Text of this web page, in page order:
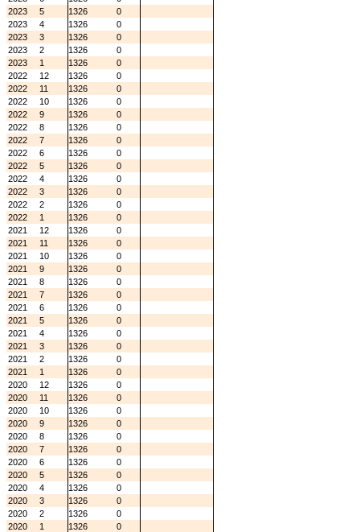
2023
5 1326
0
2023
4 1326
0
2023
3 1326
0
2023
2 1326
0
2023
1 1326
0
2022
12 1326
0
2022
11 1326
0
2022
10 1326
0
2022
9 1326
0
2022
8 1326
0
2022
7 1326
0
2022
6 1326
0
2022
5 1326
0
2022
4 1326
0
2022
3 1326
0
2022
2 1326
0
2022
1 1326
0
2021
12 1326
0
2021
11 1326
0
2021
10 1326
0
2021
9 1326
0
2021
8 1326
0
2021
7 1326
0
2021
6 1326
0
2021
5 1326
0
2021
4 1326
0
2021
3 1326
0
2021
2 1326
0
2021
1 1326
0
2020
12 1326
0
2020
11 1326
0
2020
10 1326
0
2020
9 1326
0
2020
8 1326
0
2020
7 1326
0
2020
6 1326
0
2020
5 1326
0
2020
4 1326
0
2020
3 1326
0
2020
2 1326
0
2020
1 1326
0